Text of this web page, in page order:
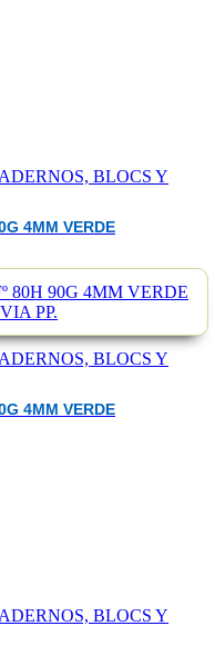
BLOCS Y
4MM VERDE
BLOCS Y
4MM VERDE
BLOCS Y